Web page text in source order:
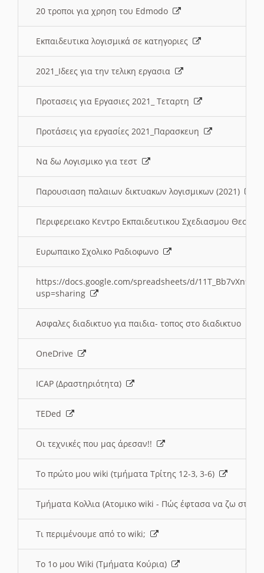
20 τροποι για χρηση του Edmodo
Εκπαιδευτικα λογισμικά σε κατηγοριες
2021_Ιδεες για την τελικη εργασια
Προτασεις για Εργασιες 2021_ Τεταρτη
Προτάσεις για εργασίες 2021_Παρασκευη
Να δω Λογισμικο για τεστ
Παρουσιαση παλαιων δικτυακων λογισμικων (2021)
Περιφερειακο Κεντρο Εκπαιδευτικου Σχεδιασμου
Ευρωπαικο Σχολικο Ραδιοφωνο
https://docs.google.com/spreadsheets/d/
usp=sharing
Ασφαλες διαδικτυο για παιδια- τοπος στο διαδικτυο
OneDrive
ICAP (Δραστηριότητα)
TEDed
Οι τεχνικές που μας άρεσαν!!
Το πρώτο μου wiki (τμήματα Τρίτης 12-3, 3-6)
Τμήματα Κολλια (Ατομικο wiki - Πώς έφτασα να ζω στην
Τι περιμένουμε από το wiki;
Το 1ο μου Wiki (Τμήματα Κούρια)